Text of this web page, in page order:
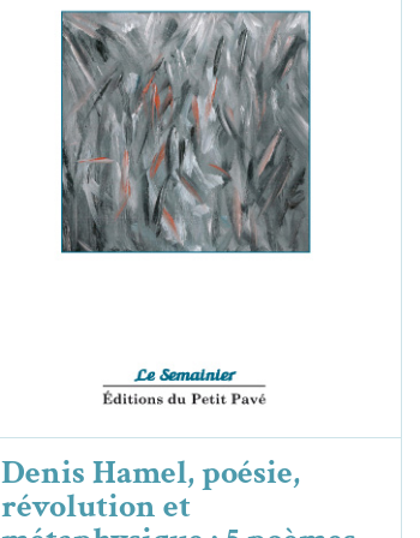
Denis Hamel, poésie, révolution et
métaphysique : 5 poèmes
Denis Hamel Essais & Chroniques
Denis Hamel, poésie,
révolution et